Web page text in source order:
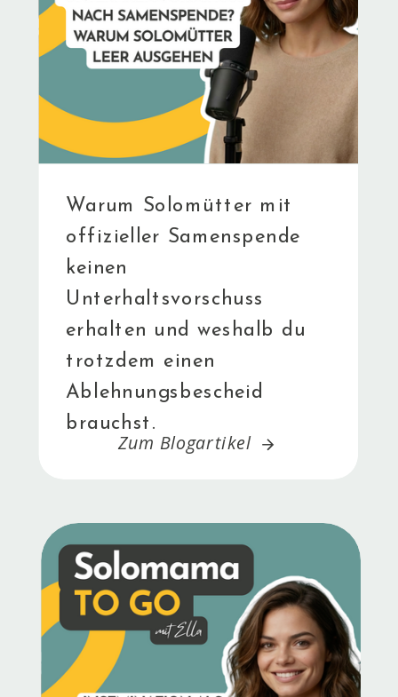
Warum Solomütter mit
offizieller Samenspende
keinen
Unterhaltsvorschuss
erhalten und weshalb du
trotzdem einen
Ablehnungsbescheid
brauchst.
Zum Blogartikel